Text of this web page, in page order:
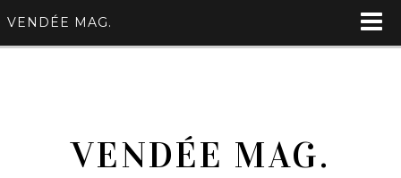
VENDÉE MAG.
VENDÉE MAG.